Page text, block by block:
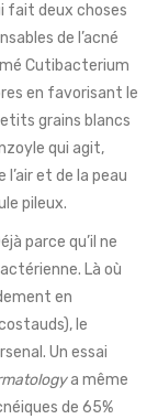
fait deux choses
de l’acné
Cutibacterium
en favorisant le
grains blancs
qui agit,
et de la peau
pileux.
parce qu’il ne
Là où
en
le
Un essai
a même
de 65%